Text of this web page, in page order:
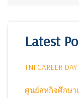
Latest
TNI CAREER
ศูนย์สหกิจศึกษา